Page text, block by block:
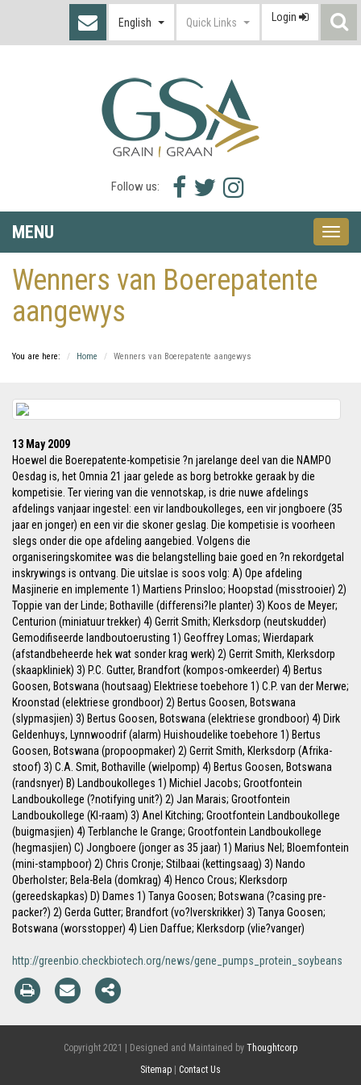
English Quick Links Login
Follow us:
Facebook
icon
Twitter
icon
Instagram
icon
MENU
Toggle
Wenners van Boerepatente
aangewys
You are here: Home Wenners van Boerepatente aangewys
13 May 2009
Hoewel die Boerepatente-kompetisie ?n jarelange deel van die NAMPO
Oesdag is, het Omnia 21 jaar gelede as borg betrokke geraak by die
kompetisie. Ter viering van die vennotskap, is drie nuwe afdelings
afdelings vanjaar ingestel: een vir landboukolleges, een vir jongboere (35
jaar en jonger) en een vir die skoner geslag. Die kompetisie is voorheen
slegs onder die ope afdeling aangebied. Volgens die
organiseringskomitee was die belangstelling baie goed en ?n rekordgetal
inskrywings is ontvang. Die uitslae is soos volg: A) Ope afdeling
Masjinerie en implemente 1) Martiens Prinsloo; Hoopstad (misstrooier) 2)
Toppie van der Linde; Bothaville (differensi?le planter) 3) Koos de Meyer;
Centurion (miniatuur trekker) 4) Gerrit Smith; Klerksdorp (neutskudder)
Gemodifiseerde landboutoerusting 1) Geoffrey Lomas; Wierdapark
(afstandbeheerde hek wat sonder krag werk) 2) Gerrit Smith, Klerksdorp
(skaapkliniek) 3) P.C. Gutter, Brandfort (kompos-omkeerder) 4) Bertus
Goosen, Botswana (houtsaag) Elektriese toebehore 1) C.P. van der Merwe;
Kroonstad (elektriese grondboor) 2) Bertus Goosen, Botswana
(slypmasjien) 3) Bertus Goosen, Botswana (elektriese grondboor) 4) Dirk
Geldenhuys, Lynnwoodrif (alarm) Huishoudelike toebehore 1) Bertus
Goosen, Botswana (propoopmaker) 2) Gerrit Smith, Klerksdorp (Afrika-
stoof) 3) C.A. Smit, Bothaville (wielpomp) 4) Bertus Goosen, Botswana
(randsnyer) B) Landboukolleges 1) Michiel Jacobs; Grootfontein
Landboukollege (?notifying unit?) 2) Jan Marais; Grootfontein
Landboukollege (KI-raam) 3) Anel Kitching; Grootfontein Landboukollege
(buigmasjien) 4) Terblanche le Grange; Grootfontein Landboukollege
(hegmasjien) C) Jongboere (jonger as 35 jaar) 1) Marius Nel; Bloemfontein
(mini-stampboor) 2) Chris Cronje; Stilbaai (kettingsaag) 3) Nando
Oberholster; Bela-Bela (domkrag) 4) Henco Crous; Klerksdorp
(gereedskapkas) D) Dames 1) Tanya Goosen; Botswana (?casing pre-
packer?) 2) Gerda Gutter; Brandfort (vo?lverskrikker) 3) Tanya Goosen;
Botswana (worsstopper) 4) Lien Daffue; Klerksdorp (vlie?vanger)
http://greenbio.checkbiotech.org/news/gene_pumps_protein_soybeans
Copyright 2021 | Designed and Maintained by Thoughtcorp
Sitemap
Contact Us